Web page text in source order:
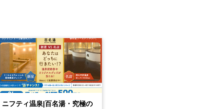
ニフティ温泉|百名湯・究極の